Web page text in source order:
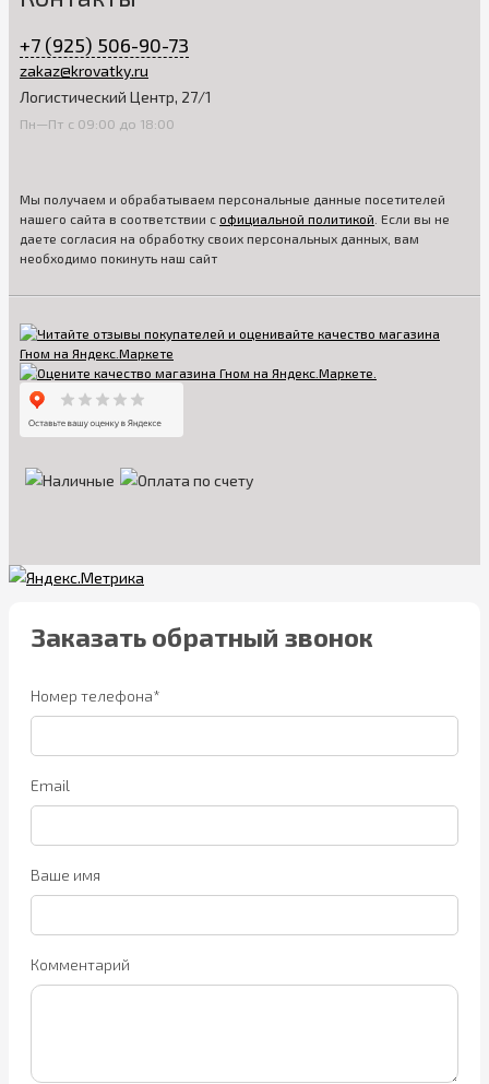
+7 (925) 506-90-73
zakaz@krovatky.ru
Логистический Центр, 27/1
Пн—Пт с 09:00 до 18:00
Мы получаем и обрабатываем персональные данные посетителей
нашего сайта в соответствии с официальной политикой . Если вы не
даете согласия на обработку своих персональных данных, вам
необходимо покинуть наш сайт
Заказать обратный звонок
Номер телефона*
Email
Ваше имя
Комментарий